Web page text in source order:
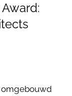
omgebouwd